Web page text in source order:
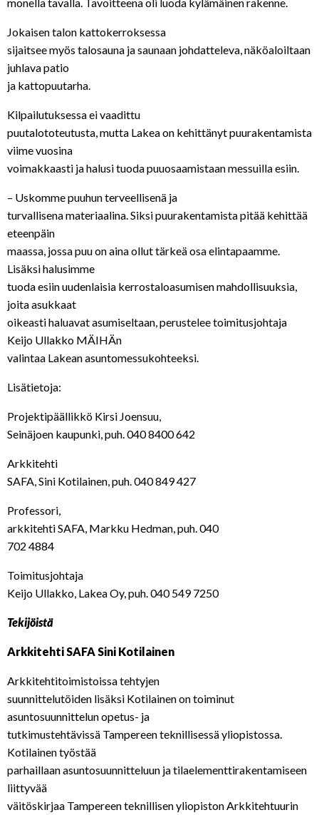
Jokaisen talon kattokerroksessa
sijaitsee myös talosauna ja saunaan johdatteleva, näköaloiltaan
juhlava patio
ja kattopuutarha.
Kilpailutuksessa ei vaadittu
puutalototeutusta, mutta Lakea on kehittänyt puurakentamista
viime vuosina
voimakkaasti ja halusi tuoda puuosaamistaan messuilla esiin.
– Uskomme puuhun terveellisenä ja
turvallisena materiaalina. Siksi puurakentamista pitää kehittää
eteenpäin
maassa, jossa puu on aina ollut tärkeä osa elintapaamme.
Lisäksi halusimme
tuoda esiin uudenlaisia kerrostaloasumisen mahdollisuuksia,
joita asukkaat
oikeasti haluavat asumiseltaan, perustelee toimitusjohtaja
Keijo Ullakko MÄIHÄn
valintaa Lakean asuntomessukohteeksi.
Lisätietoja:
Projektipäällikkö Kirsi Joensuu,
Seinäjoen kaupunki, puh. 040 8400 642
Arkkitehti
SAFA, Sini Kotilainen, puh. 040 849 427
Professori,
arkkitehti SAFA, Markku Hedman, puh. 040
702 4884
Toimitusjohtaja
Keijo Ullakko, Lakea Oy, puh. 040 549 7250
Tekijöistä
Arkkitehti SAFA Sini Kotilainen
Arkkitehtitoimistoissa tehtyjen
suunnittelutöiden lisäksi Kotilainen on toiminut
asuntosuunnittelun opetus- ja
tutkimustehtävissä Tampereen teknillisessä yliopistossa.
Kotilainen työstää
parhaillaan asuntosuunnitteluun ja tilaelementtirakentamiseen
liittyvää
väitöskirjaa Tampereen teknillisen yliopiston Arkkitehtuurin